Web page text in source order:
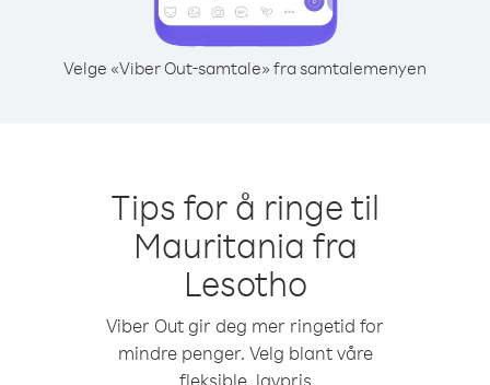
Velge «Viber Out-samtale» fra samtalemenyen
Tips for å ringe til
Mauritania fra
Lesotho
Viber Out gir deg mer ringetid for
mindre penger. Velg blant våre
fleksible, lavpris